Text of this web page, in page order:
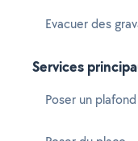
Evacuer des
Services
Poser un plafond